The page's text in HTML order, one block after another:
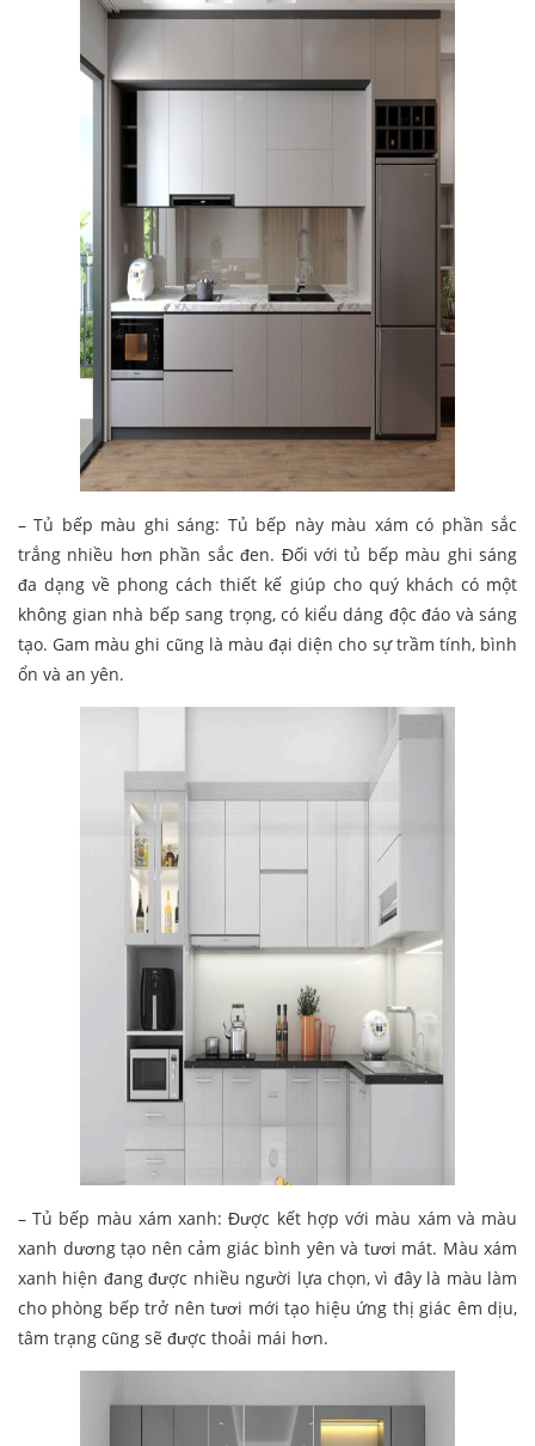
– Tủ bếp màu ghi sáng: Tủ bếp này màu xám có phần sắc
trắng nhiều hơn phần sắc đen. Đối với tủ bếp màu ghi sáng
đa dạng về phong cách thiết kế giúp cho quý khách có một
không gian nhà bếp sang trọng, có kiểu dáng độc đáo và sáng
tạo. Gam màu ghi cũng là màu đại diện cho sự trầm tính, bình
ổn và an yên.
– Tủ bếp màu xám xanh: Được kết hợp với màu xám và màu
xanh dương tạo nên cảm giác bình yên và tươi mát. Màu xám
xanh hiện đang được nhiều người lựa chọn, vì đây là màu làm
cho phòng bếp trở nên tươi mới tạo hiệu ứng thị giác êm dịu,
tâm trạng cũng sẽ được thoải mái hơn.